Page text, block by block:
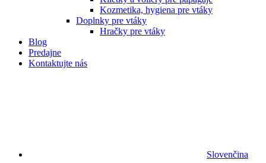
Kozmetika, hygiena pre vtáky
Doplnky pre vtáky
Hračky pre vtáky
Blog
Predajne
Kontaktujte nás
Slovenčina